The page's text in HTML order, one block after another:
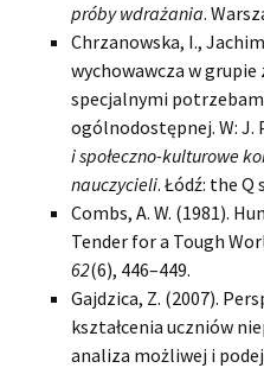
próby wdrażania.
Chrzanowska, I.,
wychowawcza w grupie
specjalnymi
ogólnodostępnej. W: J.
i społeczno-kulturowe
nauczycieli. Łódź: the Q
Combs, A. W. (1981).
Tender for a Tough
62(6), 446–449.
Gajdzica, Z. (2007).
kształcenia uczniów
analiza możliwej i